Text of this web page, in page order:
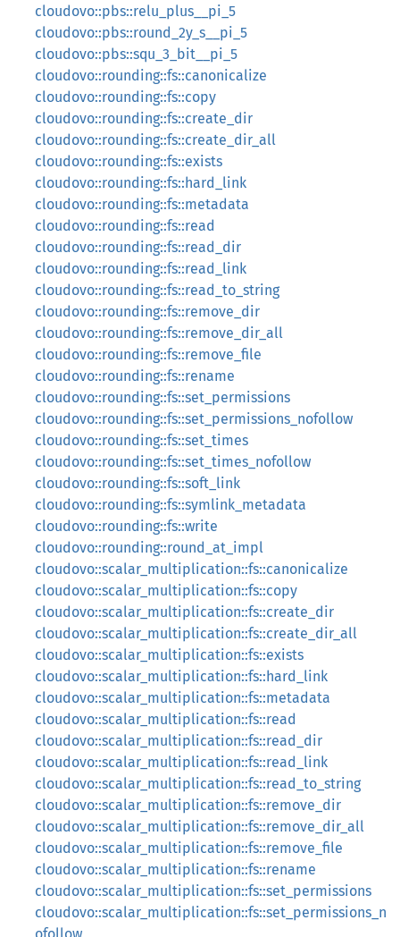
cloudovo::pbs::relu_plus__pi_5
cloudovo::pbs::round_2y_s__pi_5
cloudovo::pbs::squ_3_bit__pi_5
cloudovo::rounding::fs::canonicalize
cloudovo::rounding::fs::copy
cloudovo::rounding::fs::create_dir
cloudovo::rounding::fs::create_dir_all
cloudovo::rounding::fs::exists
cloudovo::rounding::fs::hard_link
cloudovo::rounding::fs::metadata
cloudovo::rounding::fs::read
cloudovo::rounding::fs::read_dir
cloudovo::rounding::fs::read_link
cloudovo::rounding::fs::read_to_string
cloudovo::rounding::fs::remove_dir
cloudovo::rounding::fs::remove_dir_all
cloudovo::rounding::fs::remove_file
cloudovo::rounding::fs::rename
cloudovo::rounding::fs::set_permissions
cloudovo::rounding::fs::set_permissions_nofollow
cloudovo::rounding::fs::set_times
cloudovo::rounding::fs::set_times_nofollow
cloudovo::rounding::fs::soft_link
cloudovo::rounding::fs::symlink_metadata
cloudovo::rounding::fs::write
cloudovo::rounding::round_at_impl
cloudovo::scalar_multiplication::fs::canonicalize
cloudovo::scalar_multiplication::fs::copy
cloudovo::scalar_multiplication::fs::create_dir
cloudovo::scalar_multiplication::fs::create_dir_all
cloudovo::scalar_multiplication::fs::exists
cloudovo::scalar_multiplication::fs::hard_link
cloudovo::scalar_multiplication::fs::metadata
cloudovo::scalar_multiplication::fs::read
cloudovo::scalar_multiplication::fs::read_dir
cloudovo::scalar_multiplication::fs::read_link
cloudovo::scalar_multiplication::fs::read_to_string
cloudovo::scalar_multiplication::fs::remove_dir
cloudovo::scalar_multiplication::fs::remove_dir_all
cloudovo::scalar_multiplication::fs::remove_file
cloudovo::scalar_multiplication::fs::rename
cloudovo::scalar_multiplication::fs::set_permissions
cloudovo::scalar_multiplication::fs::set_permissions_n